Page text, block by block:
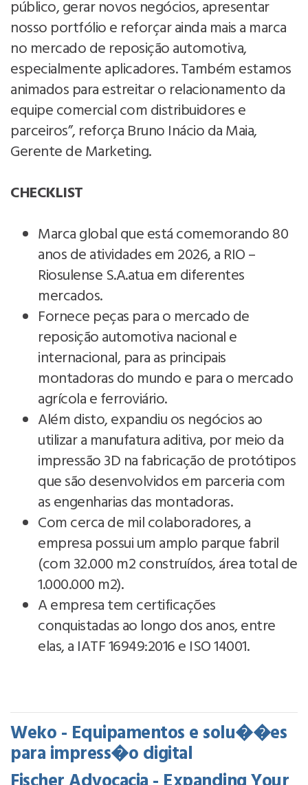
público, gerar novos negócios, apresentar
nosso portfólio e reforçar ainda mais a marca
no mercado de reposição automotiva,
especialmente aplicadores. Também estamos
animados para estreitar o relacionamento da
equipe comercial com distribuidores e
parceiros”, reforça Bruno Inácio da Maia,
Gerente de Marketing.
CHECKLIST
Marca global que está comemorando 80
anos de atividades em 2026, a RIO –
Riosulense S.A.atua em diferentes
mercados.
Fornece peças para o mercado de
reposição automotiva nacional e
internacional, para as principais
montadoras do mundo e para o mercado
agrícola e ferroviário.
Além disto, expandiu os negócios ao
utilizar a manufatura aditiva, por meio da
impressão 3D na fabricação de protótipos
que são desenvolvidos em parceria com
as engenharias das montadoras.
Com cerca de mil colaboradores, a
empresa possui um amplo parque fabril
(com 32.000 m2 construídos, área total de
1.000.000 m2).
A empresa tem certificações
conquistadas ao longo dos anos, entre
elas, a IATF 16949:2016 e ISO 14001.
Weko - Equipamentos e solu��es
para impress�o digital